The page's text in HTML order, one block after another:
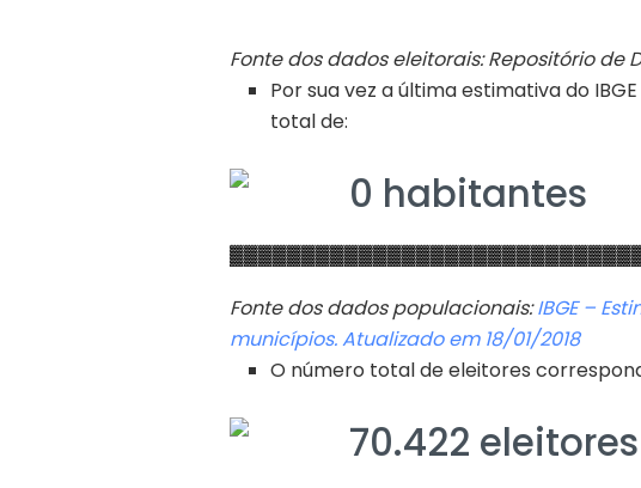
Fonte dos dados eleitorais: Repositório de
Por sua vez a última estimativa do
total de:
0 habitantes
Fonte dos dados populacionais:IBGE –
municípios. Atualizado em 18/01/2018
O número total de eleitores
70.422 eleitores